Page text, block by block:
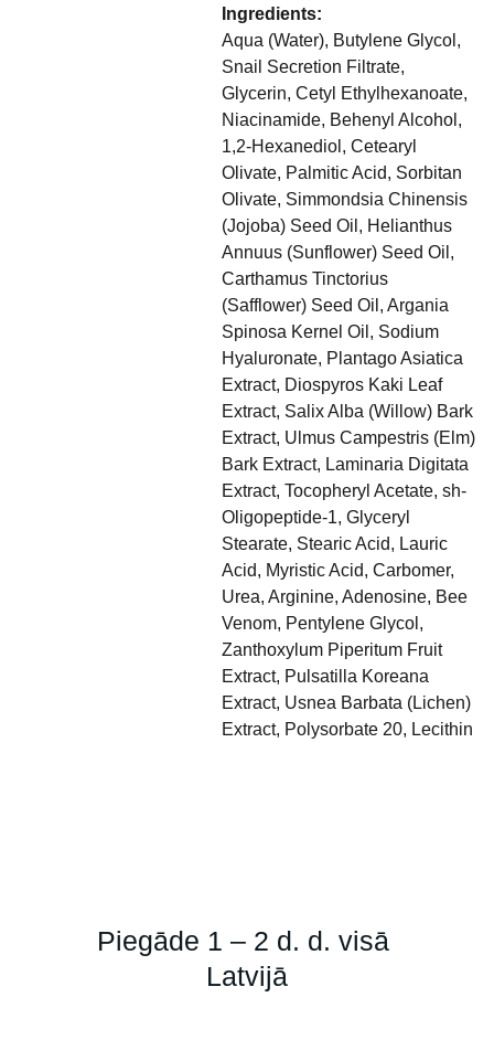
Ingredients:
Aqua (Water), Butylene Glycol,
Snail Secretion Filtrate,
Glycerin, Cetyl Ethylhexanoate,
Niacinamide, Behenyl Alcohol,
1,2-Hexanediol, Cetearyl
Olivate, Palmitic Acid, Sorbitan
Olivate, Simmondsia Chinensis
(Jojoba) Seed Oil, Helianthus
Annuus (Sunflower) Seed Oil,
Carthamus Tinctorius
(Safflower) Seed Oil, Argania
Spinosa Kernel Oil, Sodium
Hyaluronate, Plantago Asiatica
Extract, Diospyros Kaki Leaf
Extract, Salix Alba (Willow) Bark
Extract, Ulmus Campestris (Elm)
Bark Extract, Laminaria Digitata
Extract, Tocopheryl Acetate, sh-
Oligopeptide-1, Glyceryl
Stearate, Stearic Acid, Lauric
Acid, Myristic Acid, Carbomer,
Urea, Arginine, Adenosine, Bee
Venom, Pentylene Glycol,
Zanthoxylum Piperitum Fruit
Extract, Pulsatilla Koreana
Extract, Usnea Barbata (Lichen)
Extract, Polysorbate 20, Lecithin
Piegāde 1 – 2 d. d. visā
Latvijā